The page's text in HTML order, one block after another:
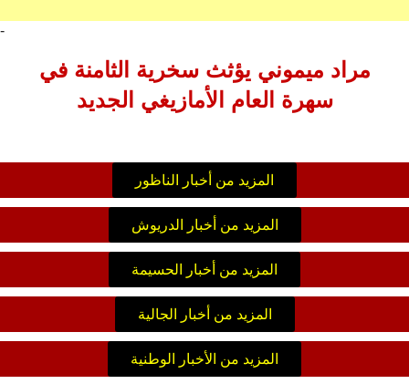
-
مراد ميموني يؤثث سخرية الثامنة في
سهرة العام الأمازيغي الجديد
المزيد من أخبار الناظور
المزيد من أخبار الدريوش
المزيد من أخبار الحسيمة
المزيد من أخبار الجالية
المزيد من الأخبار الوطنية